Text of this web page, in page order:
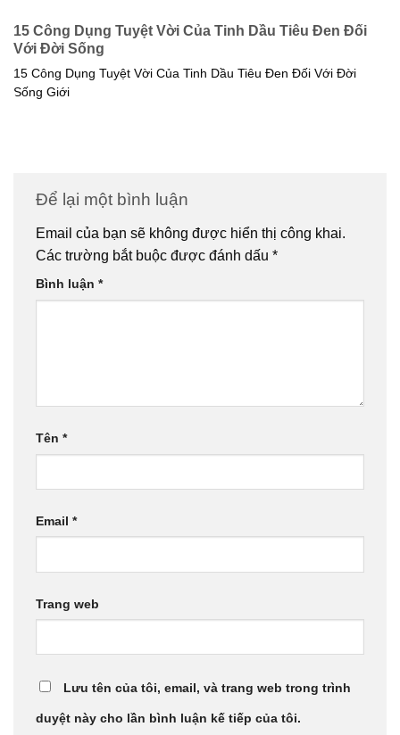
15 Công Dụng Tuyệt Vời Của Tinh Dầu Tiêu Đen Đối
Với Đời Sống
15 Công Dụng Tuyệt Vời Của Tinh Dầu Tiêu Đen Đối Với Đời
Sống Giới
Để lại một bình luận
Email của bạn sẽ không được hiển thị công khai.
Các trường bắt buộc được đánh dấu *
Bình luận *
Tên *
Email *
Trang web
Lưu tên của tôi, email, và trang web trong trình
duyệt này cho lần bình luận kế tiếp của tôi.